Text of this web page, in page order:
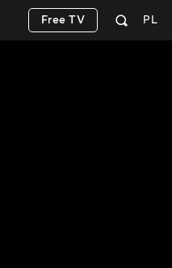
PL
Free TV